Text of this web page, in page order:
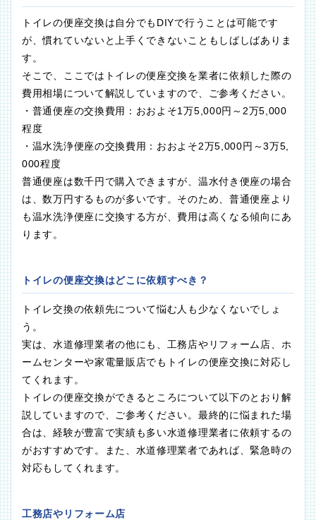
トイレの便座交換は自分でもDIYで行うことは可能です
が、慣れていないと上手くできないこともしばしばありま
す。
そこで、ここではトイレの便座交換を業者に依頼した際の
費用相場について解説していますので、ご参考ください。
・普通便座の交換費用：おおよそ1万5,000円～2万5,000
程度
・温水洗浄便座の交換費用：おおよそ2万5,000円～3万5,
000程度
普通便座は数千円で購入できますが、温水付き便座の場合
は、数万円するものが多いです。そのため、普通便座より
も温水洗浄便座に交換する方が、費用は高くなる傾向にあ
ります。
トイレの便座交換はどこに依頼すべき？
トイレ交換の依頼先について悩む人も少なくないでしょ
う。
実は、水道修理業者の他にも、工務店やリフォーム店、ホ
ームセンターや家電量販店でもトイレの便座交換に対応し
てくれます。
トイレの便座交換ができるところについて以下のとおり解
説していますので、ご参考ください。最終的に悩まれた場
合は、経験が豊富で実績も多い水道修理業者に依頼するの
がおすすめです。また、水道修理業者であれば、緊急時の
対応もしてくれます。
工務店やリフォーム店